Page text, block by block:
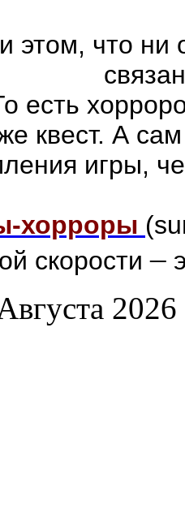
этом, что ни
есть
квест. А
игры,
хорроры
скорости–
2026